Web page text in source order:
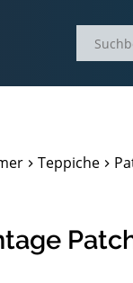
Teppiche